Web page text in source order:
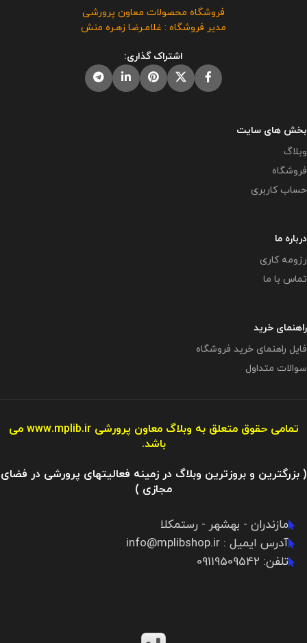
فروش و انتشار این محصول به هر
نحوی مورد رضایت ما نمی باشد و
هستند و مورد رضایت ما نمی باشد .فروشگاه محصولات معاون پرورشی
مدیر فروشگاه : غلامـرضا زهـره منش
اشتراک گذاری:
بخش های سایت
وبلاگ
فروشگاه
حساب کاربری
درباره ما
رزومه کاری
تماس با ما
راهنمای خرید
فایل راهنمای خرید فروشگاه
سوالات متداول
تمامی حقوق متعلق به وبلاگ معاون پرورشیwww.mplib.ir می
باشد.
( بزرگترین و بروزترین وبلاگ در زمینه فعالیتهای پرورشی در فضای
مجازی )
مازندران - بهشهر - رستمکلا
آدرس ایمیل : info@mplibshop.ir
تلفن: 09119509542​